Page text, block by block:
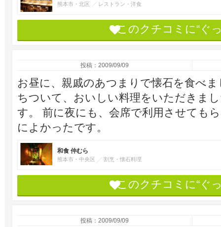
熊本市・北区 レストラン・洋食
このクチコミに“ぐ
投稿：2009/09/09
お昼に、親戚のあつまりで懐石を食べ
ちついて、おいしい料理をいただきま
す。 前に夜にも、会席で利用させても
によかったです。
和食 仲むら
熊本市・中央区 割烹・懐石料理
このクチコミに“ぐ
投稿：2009/09/09